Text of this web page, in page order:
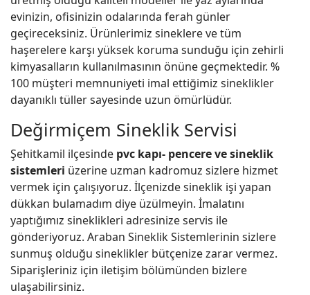
evinizin, ofisinizin odalarında ferah günler
geçireceksiniz. Ürünlerimiz sineklere ve tüm
haşerelere karşı yüksek koruma sunduğu için zehirli
kimyasalların kullanılmasının önüne geçmektedir. %
100 müşteri memnuniyeti imal ettiğimiz sineklikler
dayanıklı tüller sayesinde uzun ömürlüdür.
Değirmiçem Sineklik Servisi
Şehitkamil ilçesinde pvc kapı- pencere ve sineklik
sistemleri üzerine uzman kadromuz sizlere hizmet
vermek için çalışıyoruz. İlçenizde sineklik işi yapan
dükkan bulamadım diye üzülmeyin. İmalatını
yaptığımız sineklikleri adresinize servis ile
gönderiyoruz. Araban Sineklik Sistemlerinin sizlere
sunmuş olduğu sineklikler bütçenize zarar vermez.
Siparişleriniz için iletişim bölümünden bizlere
ulaşabilirsiniz.